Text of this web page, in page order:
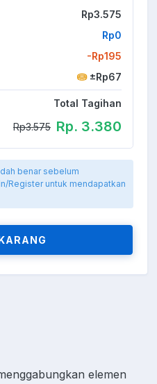
Rp3.575
Rp0
-Rp195
±Rp67
Total Tagihan
Rp3.575 Rp. 3.380
benar sebelum
Register untuk mendapatkan
elemen